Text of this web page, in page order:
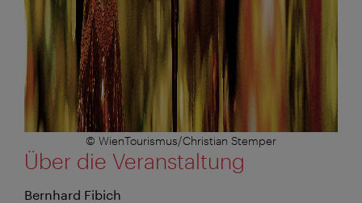
© WienTourismus/Christian Stemper
Über die Veranstaltung
Bernhard Fibich